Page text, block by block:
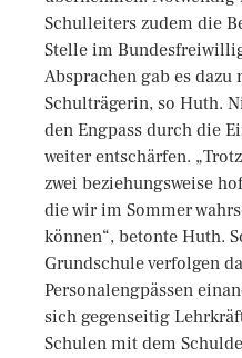
Schulleiters zudem die
Stelle im
Absprachen gab es dazu
Schulträgerin, so Huth.
den Engpass durch die
weiter entschärfen.
zwei beziehungsweise
die wir im Sommer
können“, betonte Huth.
Grundschule verfolgen
Personalengpässen
sich gegenseitig
Schulen mit dem